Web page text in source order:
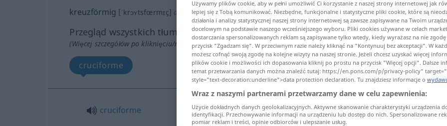
kreuzförmig [ˈkrɔʏtsfœrmɪç] adj
Przegląd wszystkich tłumaczeń
(Więcej szczegółów po kliknięciu/naciśnięciu tłumaczenia)
cruciforme
cruciforme kreuzförmig
Używamy plików cookie, aby w pełni umożliwić Ci korzystanie z naszej strony internetowej jak
lepiej się z Tobą komunikować. Niezbędne, funkcjonalne i statystyczne pliki cookie, które są
działania i analizy statystycznej naszej strony internetowej są zawsze zapisywane na Twoim
docelowym na podstawie naszego wcześniejszego wyboru. Pliki cookies używane w celach
dostarczania spersonalizowanych reklam są zapisywane tylko wtedy, kiedy wyrażasz na nie
przycisk "Zgadzam się". W przeciwnym razie należy kliknąć na "Kontynuuj bez akceptacji". W
możesz cofnąć swoją zgodę na kolejne wizyty na naszej stronie. Jeżeli chcesz uzyskać więcej
plików cookie i możliwości ich dopasowania kliknij po prostu na przycisk "Więcej opcji". Dalsze
temat przetwarzania danych można znaleźć tutaj: https://en.pons.com/p/privacy-policy"
style="text-decoration:underline">data protection declaration. Tu znajdziesz informacje o
Wraz z naszymi partnerami przetwarzamy dane w celu zapewnienia:
Użycie dokładnych danych geolokalizacyjnych. Aktywne skanowanie charakterystyki urządzenia
identyfikacji. Przechowywanie informacji na urządzeniu lub dostęp do nich. Spersonalizowane
pomiar reklam i treści, opinie odbiorców i ulepszanie usług.